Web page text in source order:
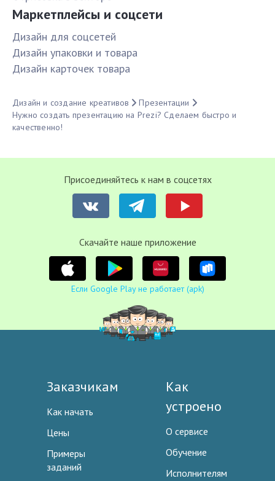
Маркетплейсы и соцсети
Дизайн для соцсетей
Дизайн упаковки и товара
Дизайн карточек товара
Дизайн и создание креативов
Презентации
Нужно создать презентацию на Prezi? Сделаем быстро и
качественно!
Присоединяйтесь к нам в соцсетях
Cкачайте наше приложение
Если Google Play не работает (apk)
Заказчикам
Как начать
Цены
Примеры
заданий
Как
устроено
О сервисе
Обучение
Исполнителям